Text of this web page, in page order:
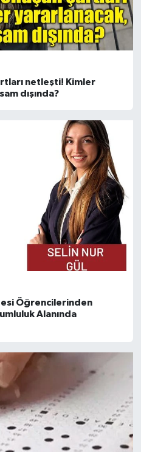
netleşti! Kimler
dışında?
Öğrencilerinden
Alanında